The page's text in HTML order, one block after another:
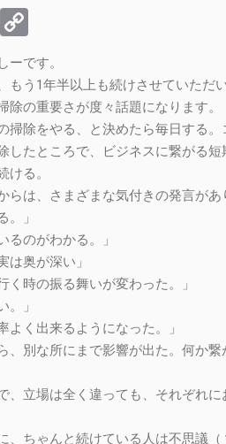
Line
Link
ーです。
もう1年半以上も続けさせていただ
除の重要さが度々話題になります。
掃除をやる、と決めたら毎日する。
したところで、ビジネスに繋がる短
ける。
らは、さまざまな気付きの発言があ
。」
るのがわかる。」
は奥が深い」
く時の振る舞いが変わった。」
。」
よく出来るようになった。」
、別な所にまで影響が出た。何か
、立場は全く違っても、それぞれ
、ちゃんと続けている人は不思議（